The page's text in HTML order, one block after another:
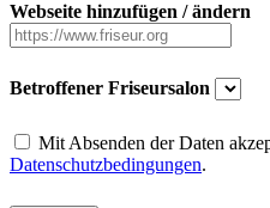
Webseite hinzufügen / ändern
Betroffener Friseursalon
Mit Absenden der Daten
Datenschutzbedingungen.